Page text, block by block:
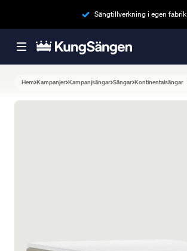
Sängtillverkning i egen fabrik
Hem Kampanjer Kampanjsängar Sängar Kontinentalsängar